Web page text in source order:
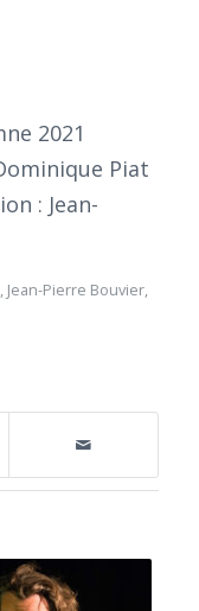
2021
Piat
: Jean-
, Jean-Pierre Bouvier,